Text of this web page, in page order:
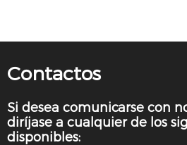
Contactos
Si desea comunicarse con
diríjase a cualquier de los
disponibles: